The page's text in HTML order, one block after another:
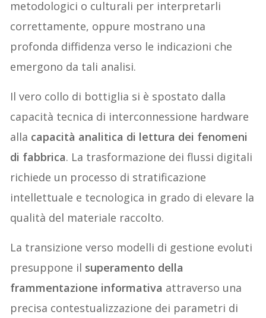
metodologici o culturali per interpretarli
correttamente, oppure mostrano una
profonda diffidenza verso le indicazioni che
emergono da tali analisi.
Il vero collo di bottiglia si è spostato dalla
capacità tecnica di interconnessione hardware
alla capacità analitica di lettura dei fenomeni
di fabbrica. La trasformazione dei flussi digitali
richiede un processo di stratificazione
intellettuale e tecnologica in grado di elevare la
qualità del materiale raccolto.
La transizione verso modelli di gestione evoluti
presuppone il superamento della
frammentazione informativa attraverso una
precisa contestualizzazione dei parametri di